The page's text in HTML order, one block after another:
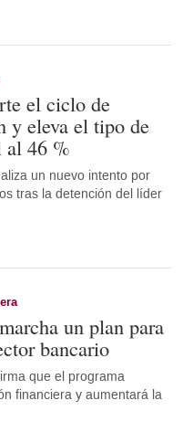
el ciclo de
y eleva el tipo de
al 46 %
un nuevo intento por
tras la detención del líder
un plan para
bancario
que el programa
financiera y aumentará la